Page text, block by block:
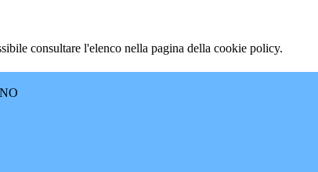
consultare l'elenco nella pagina della cookie policy.